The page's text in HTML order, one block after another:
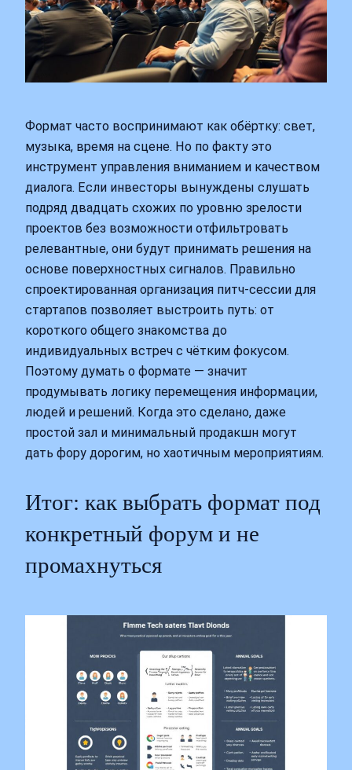
Формат часто воспринимают как обёртку: свет,
музыка, время на сцене. Но по факту это
инструмент управления вниманием и качеством
диалога. Если инвесторы вынуждены слушать
подряд двадцать схожих по уровню зрелости
проектов без возможности отфильтровать
релевантные, они будут принимать решения на
основе поверхностных сигналов. Правильно
спроектированная организация питч-сессии для
стартапов позволяет выстроить путь: от
короткого общего знакомства до
индивидуальных встреч с чётким фокусом.
Поэтому думать о формате — значит
продумывать логику перемещения информации,
людей и решений. Когда это сделано, даже
простой зал и минимальный продакшн могут
дать фору дорогим, но хаотичным мероприятиям.
Итог: как выбрать формат под
конкретный форум и не
промахнуться